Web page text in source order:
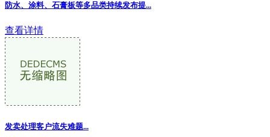
防水、涂料、石膏板等多品类持续发布提...
查看详情
发卖处理客户流失难题...